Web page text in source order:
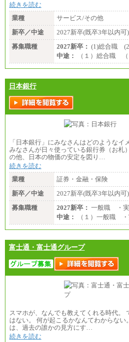
続きを読む
業種
サービス/その他
新卒／中途
2027新卒(既卒3年以内可
募集職種
2027新卒： (1)総合職
中途：
（１）総合職 （
日本銀行
「日本銀行」にみなさんはどのようなイ
みなさんが日々使っている銀行券（お札
の他、日本の物価の安定を図り…
続きを読む
業種
証券・金融・保険
新卒／中途
2027新卒(既卒3年以内可
募集職種
2027新卒： 一般職 ・実
中途：
（１）一般職 ・
富士通・富士通グループ
スマホが、なんでも教えてくれる時代。
はない。 何が起こるかなんてわからな
は、過去の誰かの見方にす…
続きを読む